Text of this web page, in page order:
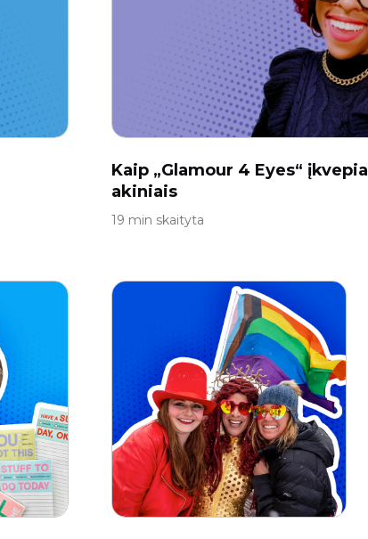
Kaip „Glamour 4 Eyes“
akiniais
19 min skaityta